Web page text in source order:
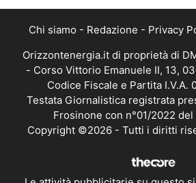
Chi siamo - Redazione - Privacy
Orizzontenergia.it di proprietà di
- Corso Vittorio Emanuele II, 13,
Codice Fiscale e Partita I.V.A.
Testata Giornalistica registrata
Frosinone con n°01/2022
Copyright ©2026 - Tutti i diritti